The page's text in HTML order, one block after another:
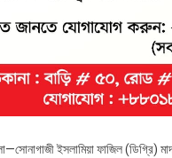
ইসলামিয়া ফাজিল (ডিগ্রি)